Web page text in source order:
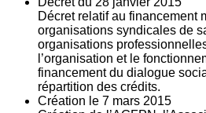
Décret relatif au financement
organisations syndicales de
organisations
l’organisation et le
financement du dialogue
répartition des crédits.
Création le 7 mars 2015